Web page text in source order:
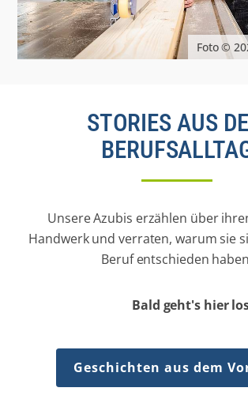
Foto ©
STORIES AUS
Unsere Azubis erzählen über
Handwerk und verraten, warum sie
Beruf entschieden
Bald geht's hier
Geschichten aus dem